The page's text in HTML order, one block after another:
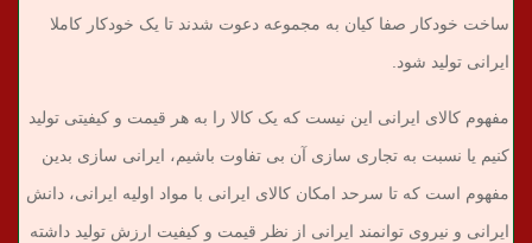
ساخت خودکار صفا کیان به مجموعه دعوت شدند تا یک خودکار کاملا
ایرانی تولید شود.
مفهوم کالای ایرانی این نیست که یک کالا را به هر قیمت و کیفیتی تولید
کنیم یا نسبت به تجاری سازی آن بی تفاوت باشیم، ایرانی سازی بدین
مفهوم است که تا سرحد امکان کالای ایرانی با مواد اولیه ایرانی، دانش
ایرانی و نیروی توانمند ایرانی از نظر قیمت و کیفیت ارزش تولید داشته